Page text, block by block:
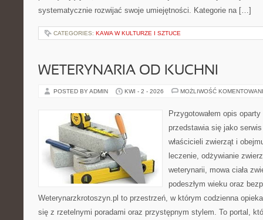
systematycznie rozwijać swoje umiejętności. Kategorie na […]
CATEGORIES: KAWA W KULTURZE I SZTUCE
WETERYNARIA OD KUCHNI
POSTED BY ADMIN KWI - 2 - 2026 MOŻLIWOŚĆ
Przygotowałem opis
przedstawia się jako
właścicieli zwierząt i
leczenie, odżywianie
weterynarii, mowa ciała
podeszłym wieku oraz
Weterynarzkrotoszyn.pl to przestrzeń, w którym codzienna
się z rzetelnymi poradami oraz przystępnym stylem. To portal,